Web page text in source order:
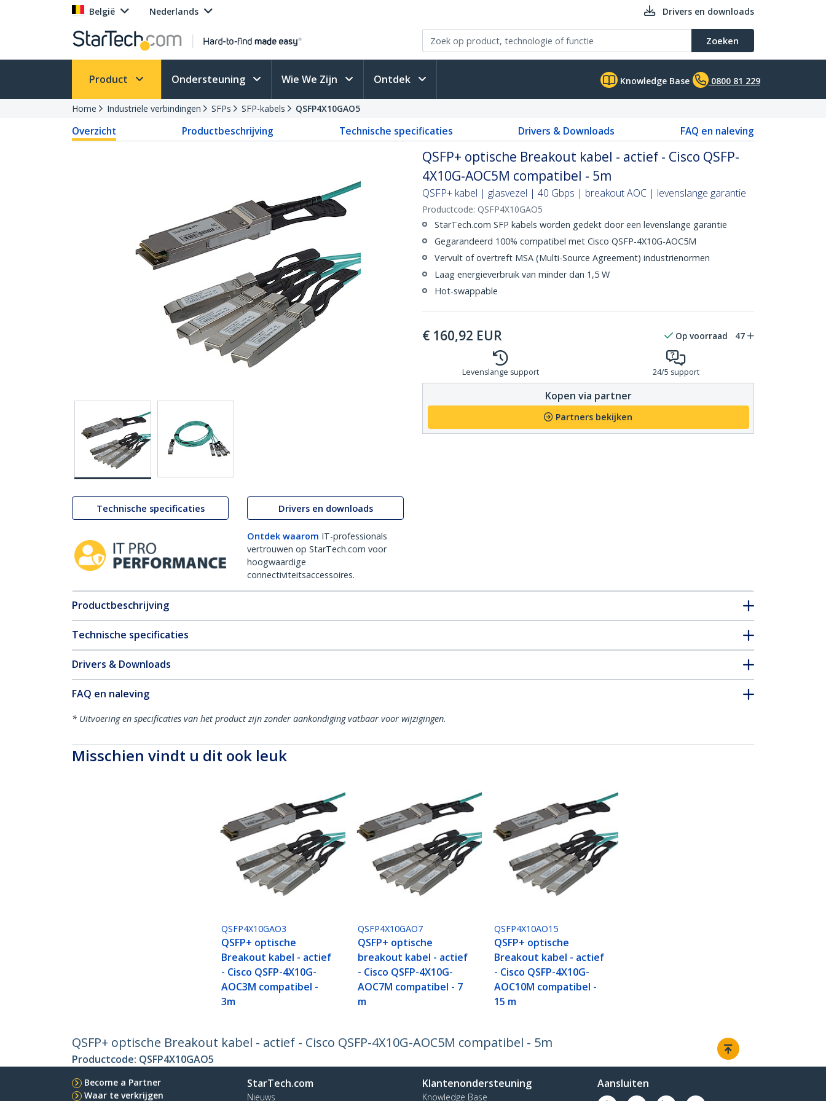
België Nederlands Drivers en downloads
Zoeken
Product Ondersteuning Wie We Zijn Ontdek Knowledge Base 0800 81 229
Home Industriële verbindingen SFPs SFP-kabels QSFP4X10GAO5
Overzicht Productbeschrijving Technische specificaties Drivers & Downloads FAQ en naleving
Technische specificaties Drivers en downloads
Ontdek waarom IT-professionals
vertrouwen op StarTech.com voor
hoogwaardige
connectiviteitsaccessoires.
QSFP+ optische Breakout kabel - actief - Cisco QSFP-
4X10G-AOC5M compatibel - 5m
QSFP+ kabel | glasvezel | 40 Gbps | breakout AOC | levenslange garantie
Productcode: QSFP4X10GAO5
StarTech.com SFP kabels worden gedekt door een levenslange garantie
Gegarandeerd 100% compatibel met Cisco QSFP-4X10G-AOC5M
Vervult of overtreft MSA (Multi-Source Agreement) industrienormen
Laag energieverbruik van minder dan 1,5 W
Hot-swappable
€ 160,92 EUR Op voorraad 47
Levenslange support 24/5 support
Kopen via partner
Partners bekijken
Productbeschrijving
Technische specificaties
Drivers & Downloads
FAQ en naleving
* Uitvoering en specificaties van het product zijn zonder aankondiging vatbaar voor wijzigingen.
Misschien vindt u dit ook leuk
QSFP4X10GAO3
QSFP+ optische
Breakout kabel - actief
- Cisco QSFP-4X10G-
AOC3M compatibel -
3m
QSFP4X10GAO7
QSFP+ optische
breakout kabel - actief
- Cisco QSFP-4X10G-
AOC7M compatibel - 7
m
QSFP4X10AO15
QSFP+ optische
Breakout kabel - actief
- Cisco QSFP-4X10G-
AOC10M compatibel -
15 m
QSFP+ optische Breakout kabel - actief - Cisco QSFP-4X10G-AOC5M compatibel - 5m
Productcode: QSFP4X10GAO5
Become a Partner
Waar te verkrijgen
StarTech.com
Nieuws
Klantenondersteuning
Knowledge Base
Aansluiten